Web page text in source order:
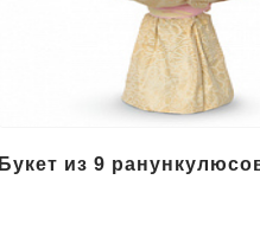
Букет из 13